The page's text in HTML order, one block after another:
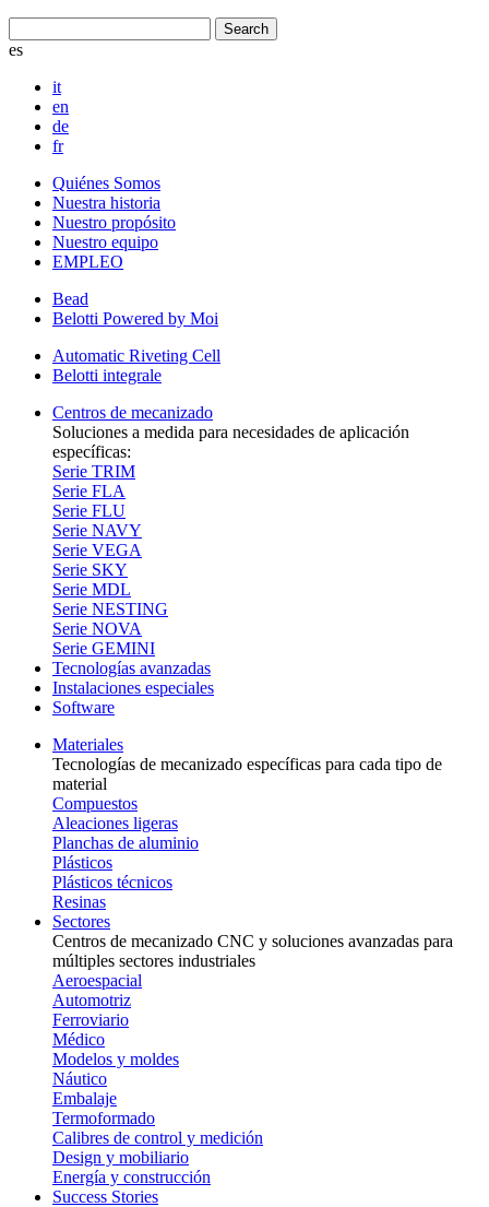
es
it
en
de
fr
Quiénes Somos
Nuestra historia
Nuestro propósito
Nuestro equipo
EMPLEO
Bead
Belotti Powered by Moi
Automatic Riveting Cell
Belotti integrale
Centros de mecanizado
Soluciones a medida para necesidades de aplicación
específicas:
Serie TRIM
Serie FLA
Serie FLU
Serie NAVY
Serie VEGA
Serie SKY
Serie MDL
Serie NESTING
Serie NOVA
Serie GEMINI
Tecnologías avanzadas
Instalaciones especiales
Software
Materiales
Tecnologías de mecanizado específicas para cada tipo de
material
Compuestos
Aleaciones ligeras
Planchas de aluminio
Plásticos
Plásticos técnicos
Resinas
Sectores
Centros de mecanizado CNC y soluciones avanzadas para
múltiples sectores industriales
Aeroespacial
Automotriz
Ferroviario
Médico
Modelos y moldes
Náutico
Embalaje
Termoformado
Calibres de control y medición
Design y mobiliario
Energía y construcción
Success Stories